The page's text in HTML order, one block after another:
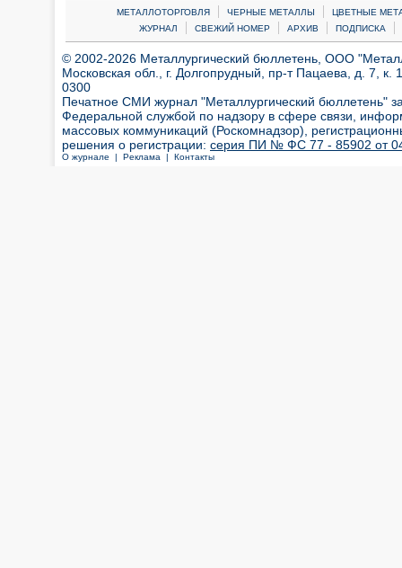
МЕТАЛЛОТОРГОВЛЯ | ЧЕРНЫЕ МЕТАЛЛЫ |
ЦВЕТНЫЕ
ЖУРНАЛ
| СВЕЖИЙ НОМЕР | АРХИВ | ПОДПИСКА |
© 2002-2026 Металлургический бюллетень, ООО
Московская обл., г. Долгопрудный, пр-т Пацаева, д. 7,
0300
Печатное СМИ журнал "Металлургический бюллетень"
Федеральной службой по надзору в сфере связи,
массовых коммуникаций (Роскомнадзор),
решения о регистрации: серия ПИ № ФС 77 - 85902 от 04
О журнале | Реклама | Контакты